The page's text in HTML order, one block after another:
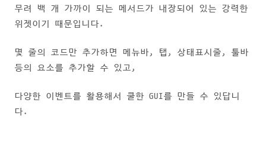
무려 백 개 가까이 되는 메서드가 내장되어 있는 강력한
위젯이기 때문입니다.
몇 줄의 코드만 추가하면 메뉴바, 탭, 상태표시줄, 툴바
등의 요소를 추가할 수 있고,
다양한 이벤트를 활용해서 쿨한 GUI를 만들 수 있답니
다.